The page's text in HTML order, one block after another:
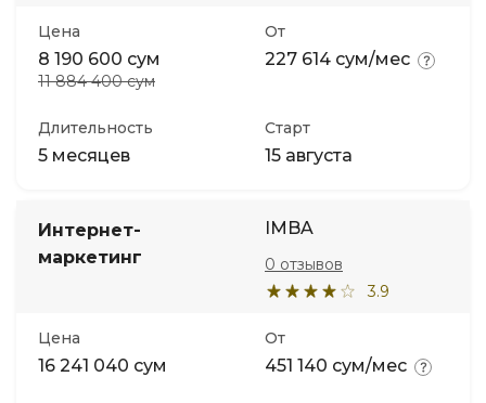
Цена
8 190 600 сум
11 884 400 сум
От
227 614 сум/мес
Длительность
5 месяцев
Старт
15 августа
Интернет-
маркетинг
IMBA
3.9
0 отзывов
Цена
16 241 040 сум
От
451 140 сум/мес